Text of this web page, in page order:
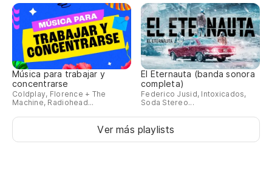
Música para trabajar y
concentrarse
Coldplay, Florence + The
Machine, Radiohead...
El Eternauta (banda sonora
completa)
Federico Jusid, Intoxicados,
Soda Stereo...
Ver más playlists